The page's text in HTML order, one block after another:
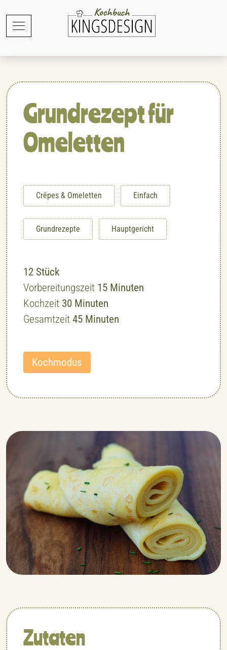
Grundrezept für
Omeletten
Crêpes & Omeletten Einfach
Grundrezepte Hauptgericht
12 Stück
Vorbereitungszeit 15Minuten
Minuten
Kochzeit 30Minuten
Minuten
Gesamtzeit 45Minuten
Minuten
Kochmodus
Zutaten